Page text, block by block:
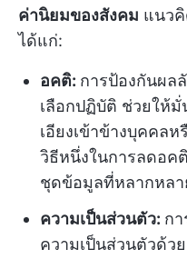
ค่านิยมของสังคม แนว
ได้แก่:
อคติ: การป้องกันผล
เลือกปฏิบัติ ช่วยให้มั่
เอียงเข้าข้างบุคคล
วิธีหนึ่งในการลดอค
ชุดข้อมูลที่หลากหลา
ความเป็นส่วนตัว: ก
ความเป็นส่วนตัวด้ว